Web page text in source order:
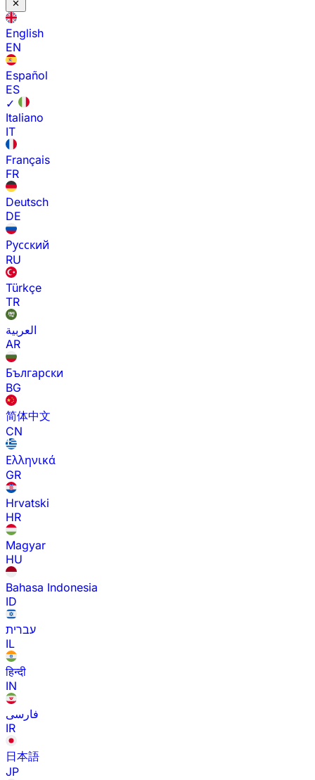
English
EN
Español
ES
✓
Italiano
IT
Français
FR
Deutsch
DE
Русский
RU
Türkçe
TR
العربية
AR
Български
BG
简体中文
CN
Ελληνικά
GR
Hrvatski
HR
Magyar
HU
Bahasa Indonesia
ID
עברית
IL
हिन्दी
IN
فارسی
IR
日本語
JP